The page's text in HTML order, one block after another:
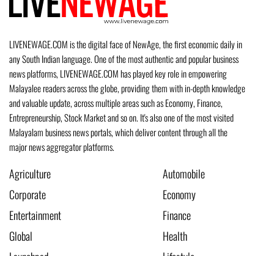
LIVENEWAGE.COM is the digital face of NewAge, the first economic daily in
any South Indian language. One of the most authentic and popular business
news platforms, LIVENEWAGE.COM has played key role in empowering
Malayalee readers across the globe, providing them with in-depth knowledge
and valuable update, across multiple areas such as Economy, Finance,
Entrepreneurship, Stock Market and so on. It's also one of the most visited
Malayalam business news portals, which deliver content through all the
major news aggregator platforms.
Agriculture
Automobile
Corporate
Economy
Entertainment
Finance
Global
Health